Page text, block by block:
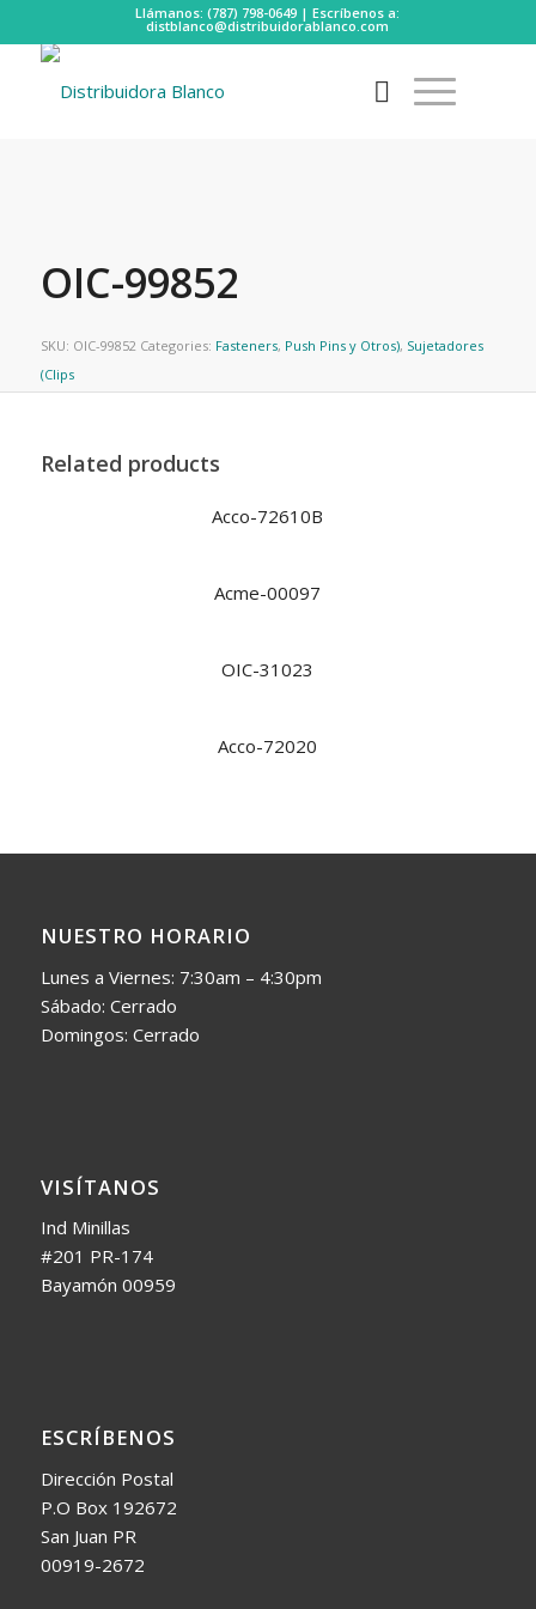
Llámanos: (787) 798-0649 | Escríbenos a:
distblanco@distribuidorablanco.com
OIC-99852
SKU: OIC-99852 Categories: Fasteners, Push Pins y Otros), Sujetadores
(Clips
Related products
Acco-72610B
Acme-00097
OIC-31023
Acco-72020
NUESTRO HORARIO
Lunes a Viernes: 7:30am – 4:30pm
Sábado: Cerrado
Domingos: Cerrado
VISÍTANOS
Ind Minillas
#201 PR-174
Bayamón 00959
ESCRÍBENOS
Dirección Postal
P.O Box 192672
San Juan PR
00919-2672